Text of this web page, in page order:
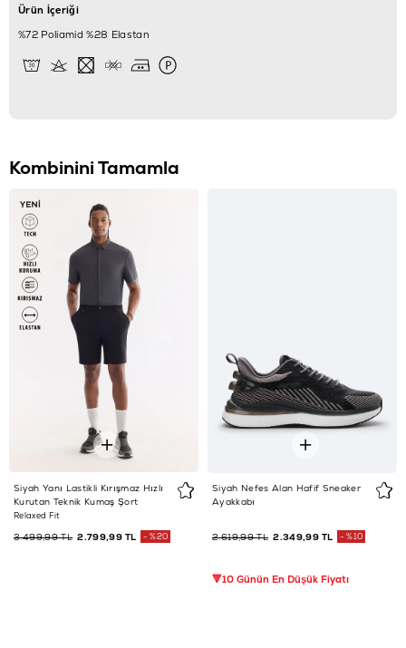
Ürün İçeriği
%72 Poliamid %28 Elastan
Kombinini Tamamla
Siyah Yanı Lastikli Kırışmaz Hızlı
Kurutan Teknik Kumaş Şort
Relaxed Fit
2.799,99 TL
3.499,99 TL %20
Siyah Nefes Alan Hafif Sneaker
Ayakkabı
2.349,99 TL
2.619,99 TL %10
🔻10 Günün En Düşük Fiyatı